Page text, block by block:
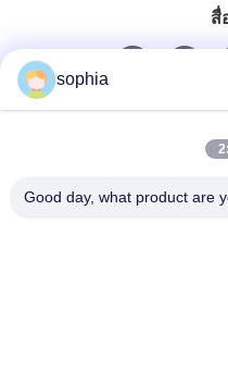
สื่
ติ
sophia
Good day, what product are